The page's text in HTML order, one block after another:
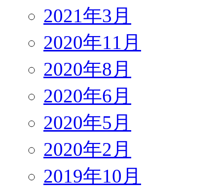
2021年3月
2020年11月
2020年8月
2020年6月
2020年5月
2020年2月
2019年10月